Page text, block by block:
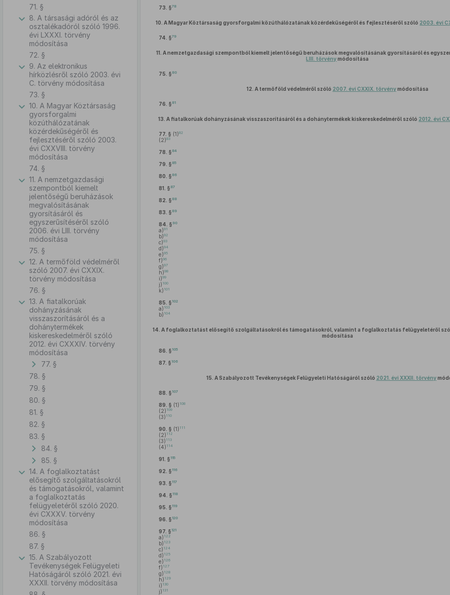
71. §
8. A társasági adóról és az
osztalékadóról szóló 1996.
évi LXXXI. törvény
módosítása
72. §
9. Az elektronikus
hírközlésről szóló 2003. évi
C. törvény módosítása
73. §
10. A Magyar Köztársaság
gyorsforgalmi
közúthálózatának
közérdekűségéről és
fejlesztéséről szóló 2003.
évi CXXVIII. törvény
módosítása
74. §
11. A nemzetgazdasági
szempontból kiemelt
jelentőségű beruházások
megvalósításának
gyorsításáról és
egyszerűsítéséről szóló
2006. évi LIII. törvény
módosítása
75. §
12. A termőföld védelméről
szóló 2007. évi CXXIX.
törvény módosítása
76. §
13. A fiatalkorúak
dohányzásának
visszaszorításáról és a
dohánytermékek
kiskereskedelméről szóló
2012. évi CXXXIV. törvény
módosítása
77. §
78. §
79. §
80. §
81. §
82. §
83. §
84. §
85. §
14. A foglalkoztatást
elősegítő szolgáltatásokról
és támogatásokról, valamint
a foglalkoztatás
felügyeletéről szóló 2020.
évi CXXXV. törvény
módosítása
86. §
87. §
15. A Szabályozott
Tevékenységek Felügyeleti
Hatóságáról szóló 2021. évi
XXXII. törvény módosítása
73. §78
10. A Magyar Köztársaság gyorsforgalmi közúthálózatának közérdekűségéről és fejlesztéséről szóló 2003. évi
74. §79
11. A nemzetgazdasági szempontból kiemelt jelentőségű beruházások megvalósításának gyorsításáról és
LIII. törvénymódosítása
75. § 80
12. A termőföld védelméről szóló 2007. évi CXXIX. törvénymódosítása
76. § 81
13. A fiatalkorúak dohányzásának visszaszorításáról és a dohánytermékek kiskereskedelméről szóló 2012. évi
77. § (1)82
(2)83
78. § 84
79. § 85
80. § 86
81. § 87
82. § 88
83. § 89
84. § 90
a)91
b)92
c)93
d)94
e)95
f)96
g)97
h)98
i)99
j) 100
k) 101
85. § 102
a) 103
b) 104
14. A foglalkoztatást elősegítő szolgáltatásokról és támogatásokról, valamint a foglalkoztatás felügyeletéről
módosítása
86. § 105
87. § 106
15. A Szabályozott Tevékenységek Felügyeleti Hatóságáról szóló 2021. évi XXXII. törvény
88. § 107
89. § (1) 108
(2) 109
(3) 110
90. § (1) 111
(2) 112
(3) 113
(4) 114
91. § 115
92. § 116
93. § 117
94. § 118
95. § 119
96. § 120
97. § 121
a) 122
b) 123
c) 124
d) 125
e) 126
f) 127
g) 128
h) 129
i) 130
j) 131